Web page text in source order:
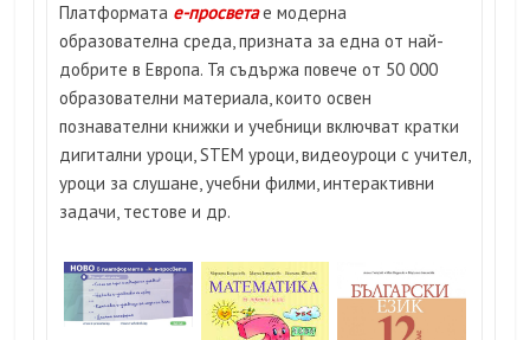
Платформата е-просветае модерна
образователна среда, призната за една от най-
добрите в Европа. Тя съдържа повече от 50 000
образователни материала, които освен
познавателни книжки и учебници включват кратки
дигитални уроци, STEM уроци, видеоуроци с учител,
уроци за слушане, учебни филми, интерактивни
задачи, тестове и др.